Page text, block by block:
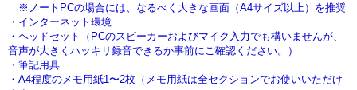
※ノートPCの場合には、なるべく大きな画面（A4サイズ以上）を推奨
・インターネット環境
・ヘッドセット（PCのスピーカーおよびマイク入力でも構いませんが、
音声が大きくハッキリ録音できるか事前にご確認ください。）
・筆記用具
・A4程度のメモ用紙1〜2枚（メモ用紙は全セクションでお使いいただけ